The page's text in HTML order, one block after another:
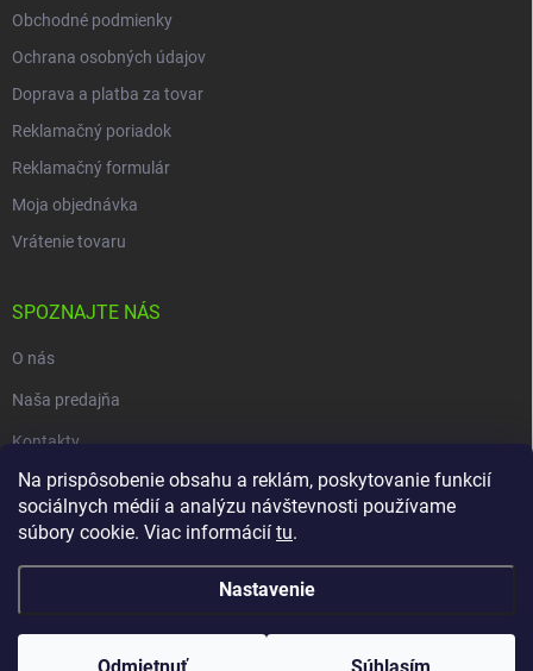
Na prispôsobenie obsahu a reklám, poskytovanie funkcií
sociálnych médií a analýzu návštevnosti používame
súbory cookie. Viac informácií tu.
Nastavenie
Obchodné podmienky
Ochrana osobných údajov
Doprava a platba za tovar
Reklamačný poriadok
Reklamačný formulár
Moja objednávka
Vrátenie tovaru
SPOZNAJTE NÁS
O nás
Naša predajňa
Kontakty